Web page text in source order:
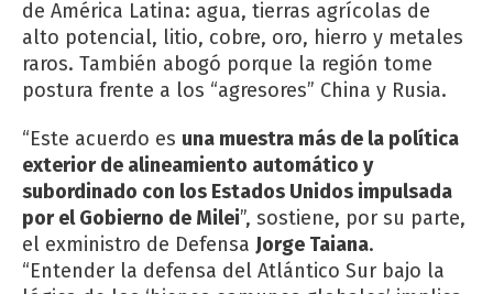
de América Latina: agua, tierras agrícolas de
alto potencial, litio, cobre, oro, hierro y metales
raros. También abogó porque la región tome
postura frente a los “agresores” China y Rusia.
“Este acuerdo es una muestra más de la política
exterior de alineamiento automático y
subordinado con los Estados Unidos impulsada
por el Gobierno de Milei”, sostiene, por su parte,
el exministro de Defensa Jorge Taiana.
“Entender la defensa del Atlántico Sur bajo la